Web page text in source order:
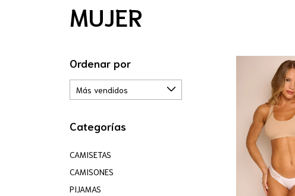
MUJER
Ordenar por
Categorías
CAMISETAS
CAMISONES
PIJAMAS